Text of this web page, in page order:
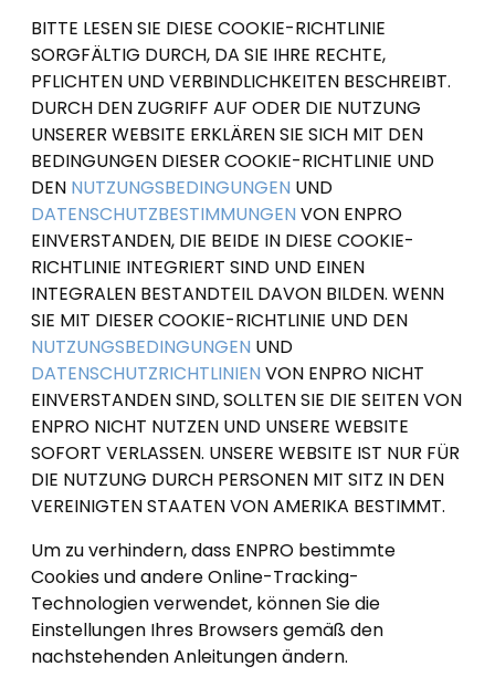
BITTE LESEN SIE DIESE COOKIE-RICHTLINIE
SORGFÄLTIG DURCH, DA SIE IHRE RECHTE,
PFLICHTEN UND VERBINDLICHKEITEN BESCHREIBT.
DURCH DEN ZUGRIFF AUF ODER DIE NUTZUNG
UNSERER WEBSITE ERKLÄREN SIE SICH MIT DEN
BEDINGUNGEN DIESER COOKIE-RICHTLINIE UND
DEN NUTZUNGSBEDINGUNGEN UND
DATENSCHUTZBESTIMMUNGEN VON ENPRO
EINVERSTANDEN, DIE BEIDE IN DIESE COOKIE-
RICHTLINIE INTEGRIERT SIND UND EINEN
INTEGRALEN BESTANDTEIL DAVON BILDEN. WENN
SIE MIT DIESER COOKIE-RICHTLINIE UND DEN
NUTZUNGSBEDINGUNGEN UND
DATENSCHUTZRICHTLINIEN VON ENPRO NICHT
EINVERSTANDEN SIND, SOLLTEN SIE DIE SEITEN VON
ENPRO NICHT NUTZEN UND UNSERE WEBSITE
SOFORT VERLASSEN. UNSERE WEBSITE IST NUR FÜR
DIE NUTZUNG DURCH PERSONEN MIT SITZ IN DEN
VEREINIGTEN STAATEN VON AMERIKA BESTIMMT.
Um zu verhindern, dass ENPRO bestimmte
Cookies und andere Online-Tracking-
Technologien verwendet, können Sie die
Einstellungen Ihres Browsers gemäß den
nachstehenden Anleitungen ändern.